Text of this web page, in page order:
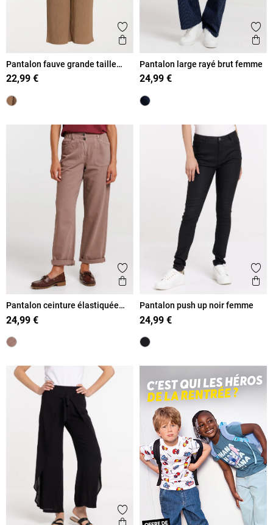
Ajouter aux favoris
Aperçu rapide
Pantalon fauve grande taille
femme
22,99 €
Pantalon large rayé brut femme
24,99 €
Ajouter aux favoris
Aperçu rapide
Pantalon ceinture élastiquée
femme
24,99 €
Pantalon push up noir femme
24,99 €
Ajouter aux favoris